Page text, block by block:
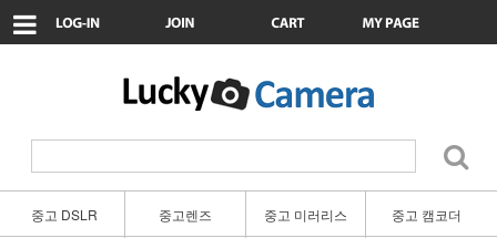
중고 DSLR 중고렌즈 중고 미러리스 중고 캠코더